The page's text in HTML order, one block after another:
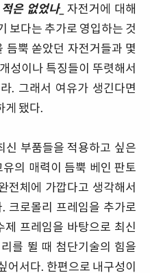
은 없었나_ 자전거에 대해
보다는 추가로 영입하는 것
듬뿍 쏟았던 자전거들과 몇
성이나 특징들이 뚜렷해서
. 그래서 여유가 생긴다면
게 됐다.
신 부품들을 적용하고 싶은
의 매력이 듬뿍 베인 판토
전체에 가깝다고 생각해서
크로몰리 프레임을 추가로
프레임을 바탕으로 최신
를 뛸 때 첨단기술의 힘을
어서다. 한편으로 내구성이